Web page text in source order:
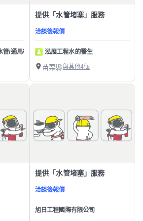
管/通馬桶/水管不通/馬桶不通/下水道堵塞疏通 洗水
提供「水管堵塞」服務
洽談後報價
泓展工程水的醫生
苗栗縣與其他4個
提供「水管堵塞」服務
洽談後報價
旭日工程國際有限公司